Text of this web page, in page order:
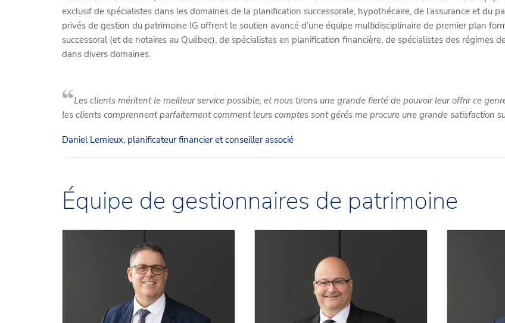
exclusif de spécialistes dans les domaines de la planification successorale, hypothécaire, de l’assurance et du
privés de gestion du patrimoine IG offrent le soutien avancé d’une équipe multidisciplinaire de premier plan
successoral (et de notaires au Québec), de spécialistes en planification financière, de spécialistes des
dans divers domaines.
Les clients méritent le meilleur service possible, et nous tirons une grande fierté de pouvoir leur offrir ce
les clients comprennent parfaitement comment leurs comptes sont gérés me procure une grande satisfaction
Daniel Lemieux, planificateur financier et conseiller associé
Équipe de gestionnaires de patrimoine